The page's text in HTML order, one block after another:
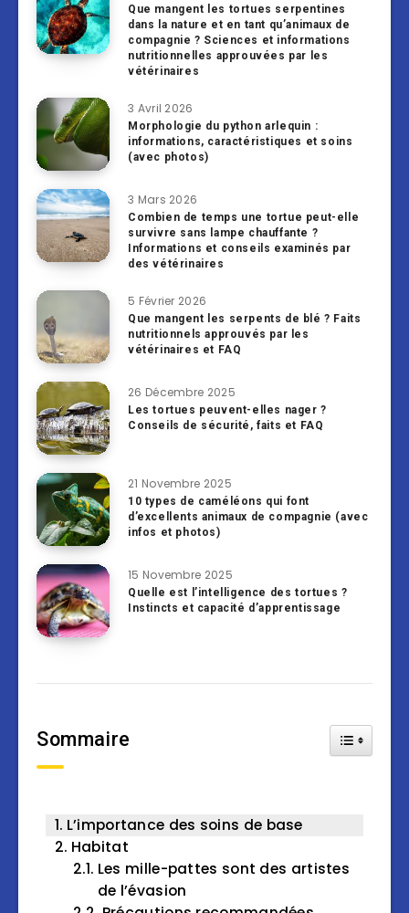
Que mangent les tortues serpentines
dans la nature et en tant qu’animaux de
compagnie ? Sciences et informations
nutritionnelles approuvées par les
vétérinaires
3 Avril 2026
Morphologie du python arlequin :
informations, caractéristiques et soins
(avec photos)
3 Mars 2026
Combien de temps une tortue peut-elle
survivre sans lampe chauffante ?
Informations et conseils examinés par
des vétérinaires
5 Février 2026
Que mangent les serpents de blé ? Faits
nutritionnels approuvés par les
vétérinaires et FAQ
26 Décembre 2025
Les tortues peuvent-elles nager ?
Conseils de sécurité, faits et FAQ
21 Novembre 2025
10 types de caméléons qui font
d’excellents animaux de compagnie (avec
infos et photos)
15 Novembre 2025
Quelle est l’intelligence des tortues ?
Instincts et capacité d’apprentissage
Sommaire Toggle
L’importance des soins de base
Habitat
Les mille-pattes sont des artistes
de l’évasion